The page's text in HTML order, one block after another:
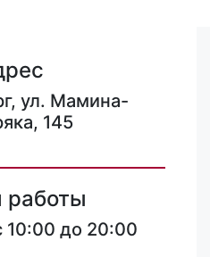
ул. Мамина-
145
работы
10:00 до 20:00